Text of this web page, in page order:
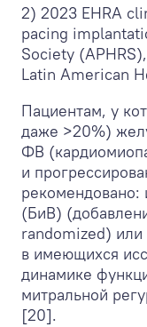
2) 2023 EHRA
pacing
Society
Latin American
Пациентам, у
даже >20%)
ФВ
и
рекомендовано:
(БиВ)
randomized)
в имеющихся
динамике
митральной
[20].